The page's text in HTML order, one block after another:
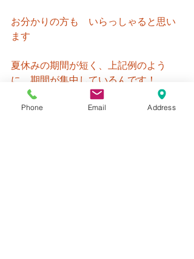
お分かりの方も　いらっしゃると思い
ます
夏休みの期間が短く、上記例のよう
に　期間が集中しているんです！
つまり、旅行に出かけるにせよ、
Phone Email Address